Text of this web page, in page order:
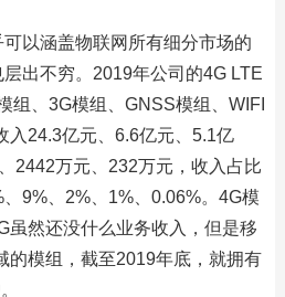
以涵盖物联网所有细分市场的
出不穷。2019年公司的4G LTE
组、3G模组、GNSS模组、WIFI
入24.3亿元、6.6亿元、5.1亿
2442万元、232万元，收入占比
9%、2%、1%、0.06%。4G模
虽然还没什么业务收入，但是移
的模组，截至2019年底，就拥有